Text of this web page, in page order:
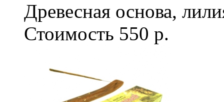
Древесная основа,
Стоимость 550 р.